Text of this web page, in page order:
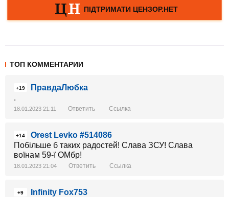
ТОП КОММЕНТАРИИ
+19
ПравдаЛюбка
.
18.01.2023 21:11 Ответить Ссылка
+14
Orest Levko #514086
Побільше б таких радостей! Слава ЗСУ! Слава
воїнам 59-ї ОМбр!
18.01.2023 21:04 Ответить Ссылка
+9
Infinity Fox753